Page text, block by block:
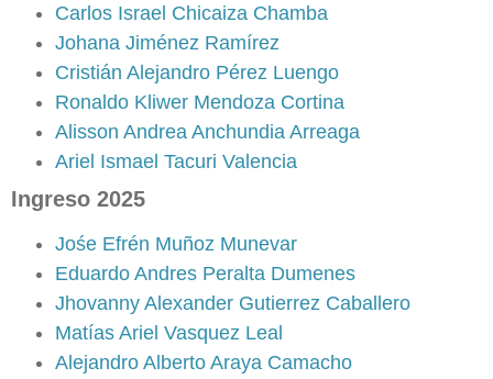
Carlos Israel Chicaiza Chamba
Johana Jiménez Ramírez
Cristián Alejandro Pérez Luengo
Ronaldo Kliwer Mendoza Cortina
Alisson Andrea Anchundia Arreaga
Ariel Ismael Tacuri Valencia
Ingreso 2025
Jośe Efrén Muñoz Munevar
Eduardo Andres Peralta Dumenes
Jhovanny Alexander Gutierrez Caballero
Matías Ariel Vasquez Leal
Alejandro Alberto Araya Camacho